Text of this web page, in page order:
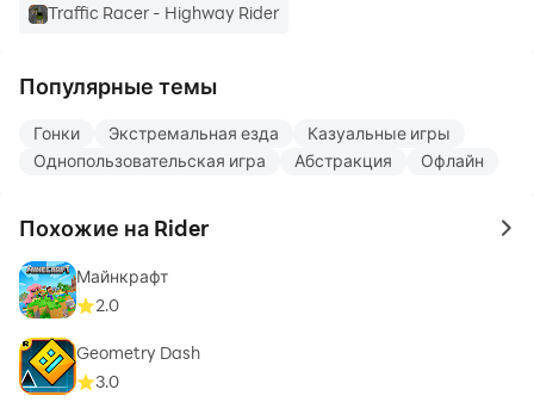
Traffic Racer - Highway Rider
Популярные темы
Гонки Экстремальная езда
Казуальные игры
Однопользовательская игра
Абстракция Офлайн
Похожие на Rider to
Майнкрафт
2.0
Geometry Dash
3.0